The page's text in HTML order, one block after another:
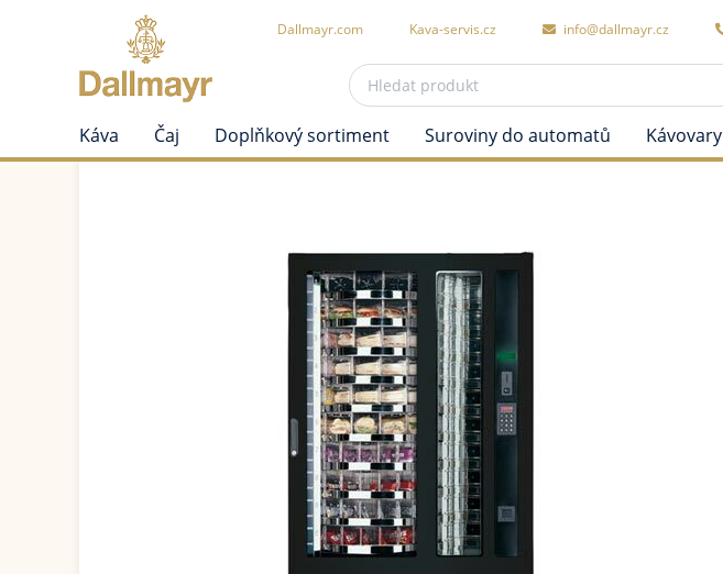
Dallmayr.com Kava-servis.cz info@dallmayr.cz
Káva Čaj Doplňkový sortiment Suroviny do automatů Kávovary